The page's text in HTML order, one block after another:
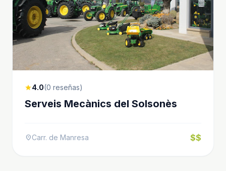
star4.0(0 reseñas)
Serveis Mecànics del Solsonès
location_onCarr. de Manresa $$